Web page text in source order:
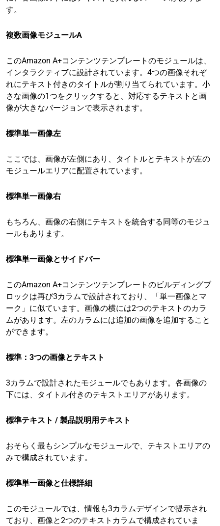
す。
複数画像モジュールA
このAmazon A+コンテンツテンプレートのモジュールは、
インタラクティブに設計されています。4つの画像それぞ
れにテキスト付きのタイトルが割り当てられています。小
さな画像の1つをクリックすると、対応するテキストと画
像が大きなバージョンで表示されます。
標準単一画像左
ここでは、画像が左側にあり、タイトルとテキストが左の
モジュールエリアに配置されています。
標準単一画像右
もちろん、画像の右側にテキストを統合する同等のモジュ
ールもあります。
標準単一画像とサイドバー
このAmazon A+コンテンツテンプレートのビルディングブ
ロックは再び3カラムで設計されており、「単一画像とマ
ーク」に似ています。画像の横には2つのテキストのカラ
ムがあります。左のカラムには追加の画像を追加すること
ができます。
標準：3つの画像とテキスト
3カラムで設計されたモジュールでもあります。各画像の
下には、タイトル付きのテキストエリアがあります。
標準テキスト / 製品説明用テキスト
おそらく最もシンプルなモジュールで、テキストエリアの
みで構成されています。
標準単一画像と仕様詳細
このモジュールでは、情報も3カラムデザインで提示され
ており、画像と2つのテキストカラムで構成されていま